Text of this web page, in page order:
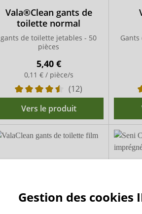
Vala®Clean gants de
toilette normal
gants de toilette jetables - 50
pièces
5,40 €
0,11 € / pièce/s
(12)
Vers le produit
Gestion des cookies